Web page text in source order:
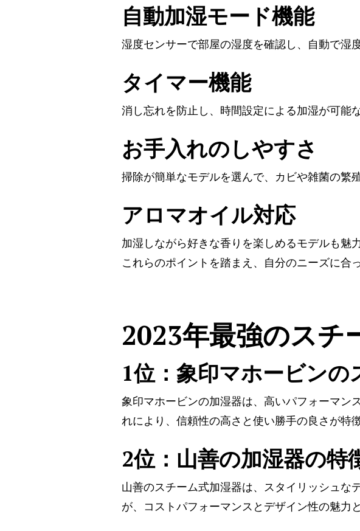
自動加湿モード機能
湿度センサーで部屋の湿度を確認し、自動で湿
タイマー機能
消し忘れを防止し、時間設定による加湿が可能
お手入れのしやすさ
掃除が簡単なモデルを選んで、カビや雑菌の繁
アロマオイル対応
加湿しながら好きな香りを楽しめるモデルも魅力
これらのポイントを踏まえ、自分のニーズに合
2023年最強のスチ
1位：象印マホービンの
象印マホービンの加湿器は、高いパフォーマン
れにより、信頼性の高さと使い勝手の良さが特
2位：山善の加湿器の特
山善のスチーム式加湿器は、スタイリッシュな
が、コストパフォーマンスとデザイン性の魅力